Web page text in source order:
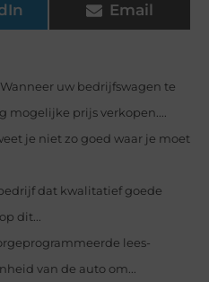
Email
Wanneer uw bedrijfswagen te
prijs verkopen....
je niet zo goed waar je moet
dat kwalitatief goede
dit...
lees-
van de auto om...